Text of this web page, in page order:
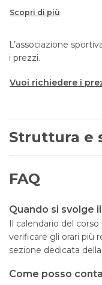
Scopri di più
L’associazione
i prezzi.
Vuoi richiedere i
Struttura e
FAQ
Quando si svolge
Il calendario del
verificare gli orari più
sezione dedicata
Come posso